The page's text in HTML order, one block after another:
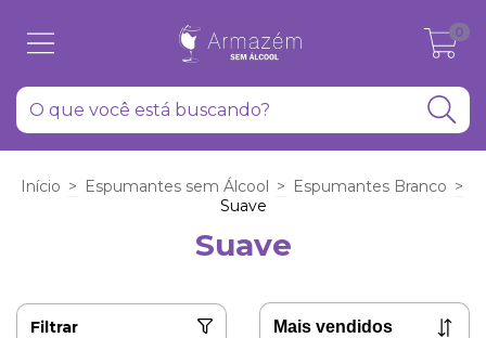
0
Início > Espumantes sem Álcool > Espumantes Branco >
Suave
Suave
Filtrar